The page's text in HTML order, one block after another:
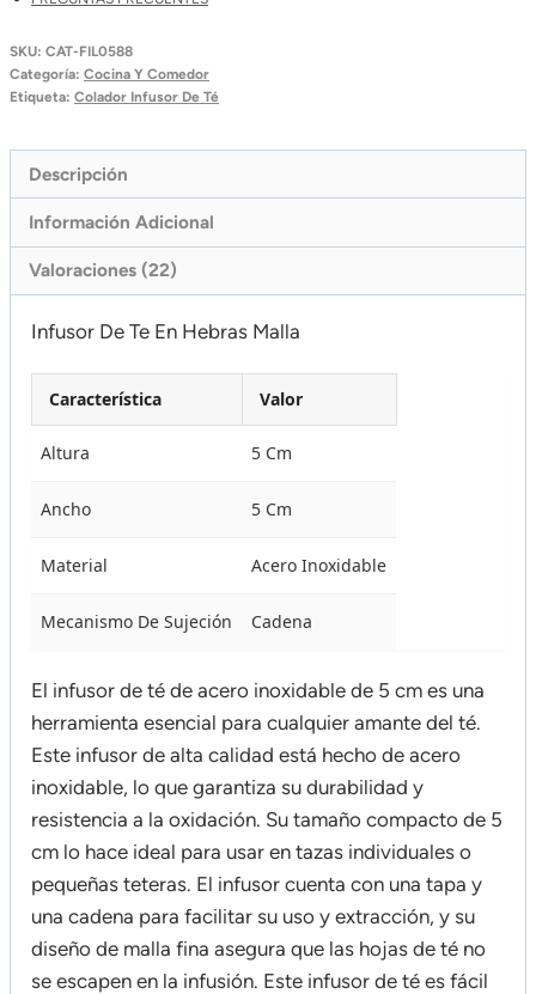
SKU: CAT-FIL0588
Categoría: Cocina Y Comedor
Etiqueta: Colador Infusor De Té
Descripción
Información Adicional
Valoraciones (22)
Infusor De Te En Hebras Malla
Característica Valor
Altura 5 Cm
Ancho 5 Cm
Material Acero Inoxidable
Mecanismo De Sujeción Cadena
El infusor de té de acero inoxidable de 5 cm es una
herramienta esencial para cualquier amante del té.
Este infusor de alta calidad está hecho de acero
inoxidable, lo que garantiza su durabilidad y
resistencia a la oxidación. Su tamaño compacto de 5
cm lo hace ideal para usar en tazas individuales o
pequeñas teteras. El infusor cuenta con una tapa y
una cadena para facilitar su uso y extracción, y su
diseño de malla fina asegura que las hojas de té no
se escapen en la infusión. Este infusor de té es fácil